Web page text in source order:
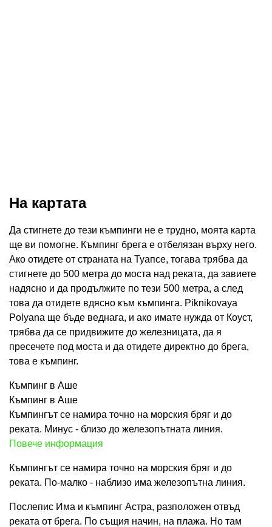
На картата
Да стигнете до тези къмпинги не е трудно, моята карта
ще ви помогне. Къмпинг брега е отбелязан върху него.
Ако отидете от страната на Туапсе, тогава трябва да
стигнете до 500 метра до моста над реката, да завиете
надясно и да продължите по тези 500 метра, а след
това да отидете вдясно към къмпинга. Piknikovaya
Polyana ще бъде веднага, и ако имате нужда от Коуст,
трябва да се придвижите до железницата, да я
пресечете под моста и да отидете директно до брега,
това е къмпинг.
Къмпинг в Аше
Къмпинг в Аше
Къмпингът се намира точно на морския бряг и до
реката. Минус - близо до железопътната линия.
Повече информация
Къмпингът се намира точно на морския бряг и до
реката. По-малко - наблизо има железопътна линия.
Послепис Има и къмпинг Астра, разположен отвъд
реката от брега. По същия начин, на плажа. Но там